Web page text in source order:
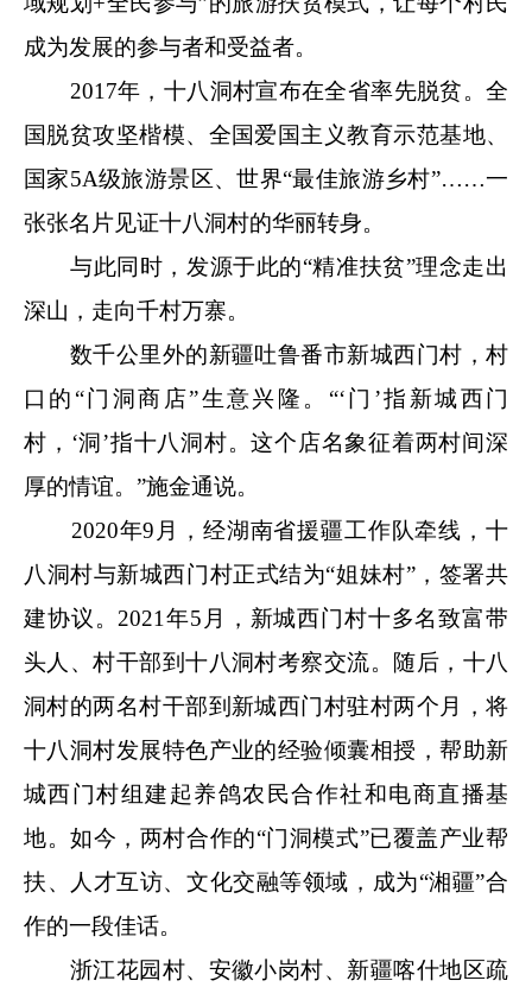
成为发展的参与者和受益者。
2017年，十八洞村宣布在全省率先脱贫。全
国脱贫攻坚楷模、全国爱国主义教育示范基地、
国家5A级旅游景区、世界“最佳旅游乡村”……一
张张名片见证十八洞村的华丽转身。
与此同时，发源于此的“精准扶贫”理念走出
深山，走向千村万寨。
数千公里外的新疆吐鲁番市新城西门村，村
口的“门洞商店”生意兴隆。“‘门’指新城西门
村，‘洞’指十八洞村。这个店名象征着两村间深
厚的情谊。”施金通说。
2020年9月，经湖南省援疆工作队牵线，十
八洞村与新城西门村正式结为“姐妹村”，签署共
建协议。2021年5月，新城西门村十多名致富带
头人、村干部到十八洞村考察交流。随后，十八
洞村的两名村干部到新城西门村驻村两个月，将
十八洞村发展特色产业的经验倾囊相授，帮助新
城西门村组建起养鸽农民合作社和电商直播基
地。如今，两村合作的“门洞模式”已覆盖产业帮
扶、人才互访、文化交融等领域，成为“湘疆”合
作的一段佳话。
浙江花园村、安徽小岗村、新疆喀什地区疏